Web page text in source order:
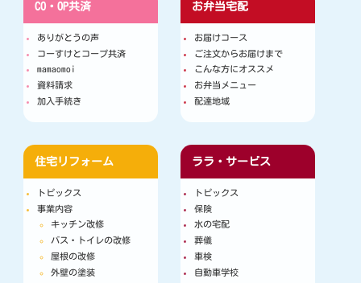
CO・OP共済
ありがとうの声
コーすけとコープ共済
mamaomoi
資料請求
加入手続き
お弁当宅配
お届けコース
ご注文からお届けまで
こんな方にオススメ
お弁当メニュー
配達地域
住宅リフォーム
トピックス
事業内容
キッチン改修
バス・トイレの改修
屋根の改修
外壁の塗装
ララ・サービス
トピックス
保険
水の宅配
葬儀
車検
自動車学校